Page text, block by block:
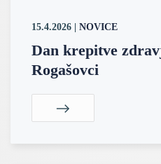
15.4.2026 NOVICE
Dan krepitve
Rogašovci